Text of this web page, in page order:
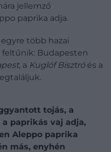
jellemző
paprika adja.
több hazai
Budapesten
, a Kuglóf Bisztróés a
tojás, a
paprikás vaj adja,
Aleppo paprika
más, enyhén